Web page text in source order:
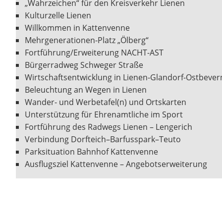
„Wahrzeichen“ für den Kreisverkehr Lienen
Kulturzelle Lienen
Willkommen in Kattenvenne
Mehrgenerationen-Platz „Ölberg“
Fortführung/Erweiterung NACHT-AST
Bürgerradweg Schweger Straße
Wirtschaftsentwicklung in Lienen-Glandorf-
Beleuchtung an Wegen in Lienen
Wander- und Werbetafel(n) und Ortskarten
Unterstützung für Ehrenamtliche im Sport
Fortführung des Radwegs Lienen – Lengerich
Verbindung Dorfteich–Barfusspark–Teuto
Parksituation Bahnhof Kattenvenne
Ausflugsziel Kattenvenne – Angebotserweiterung